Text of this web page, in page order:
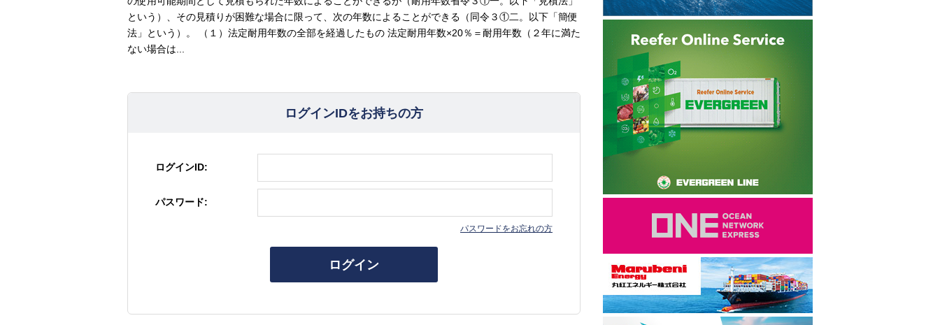
という）、その見積りが困難な場合に限って、次の年数によることができる（同令３①二。以下「簡便
法」という）。 （１）法定耐用年数の全部を経過したもの 法定耐用年数×20％＝耐用年数（２年に満た
ない場合は...
ログインIDをお持ちの方
ログインID:
パスワード:
パスワードをお忘れの方
ログイン